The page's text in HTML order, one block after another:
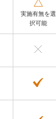
実施有無を選
択可能